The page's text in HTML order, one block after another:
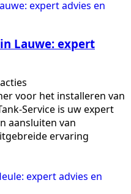
Lauwe: expert
voor het installeren van
Service is uw expert
aansluiten van
ervaring